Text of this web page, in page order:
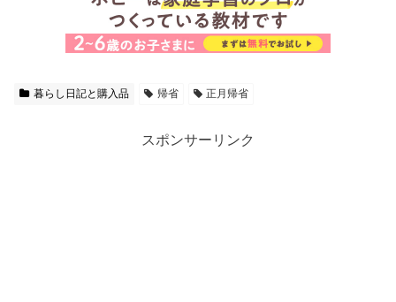
暮らし日記と購入品 帰省 正月帰省
スポンサーリンク